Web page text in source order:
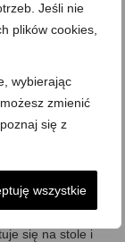
Jeśli nie
plików cookies,
wybierając
zmienić
się z
wszystkie
i
i migdałami –
Ciasto jest
się na stole i